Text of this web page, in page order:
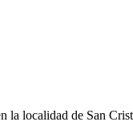
la localidad de San